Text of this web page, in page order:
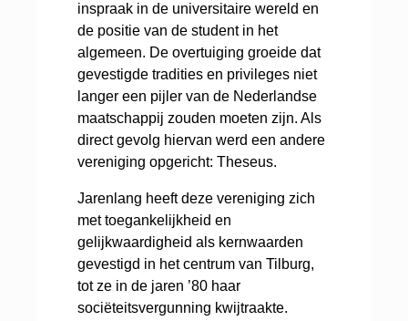
inspraak in de universitaire wereld en
de positie van de student in het
algemeen. De overtuiging groeide dat
gevestigde tradities en privileges niet
langer een pijler van de Nederlandse
maatschappij zouden moeten zijn. Als
direct gevolg hiervan werd een andere
vereniging opgericht: Theseus.
Jarenlang heeft deze vereniging zich
met toegankelijkheid en
gelijkwaardigheid als kernwaarden
gevestigd in het centrum van Tilburg,
tot ze in de jaren ’80 haar
sociëteitsvergunning kwijtraakte.